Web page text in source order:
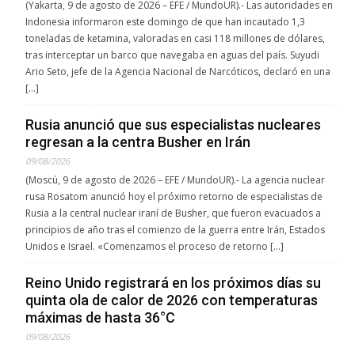
(Yakarta, 9 de agosto de 2026 – EFE / MundoUR).- Las autoridades en
Indonesia informaron este domingo de que han incautado 1,3
toneladas de ketamina, valoradas en casi 118 millones de dólares,
tras interceptar un barco que navegaba en aguas del país. Suyudi
Ario Seto, jefe de la Agencia Nacional de Narcóticos, declaró en una
[…]
Rusia anunció que sus especialistas nucleares
regresan a la centra Busher en Irán
09/08/2026
(Moscú, 9 de agosto de 2026 – EFE / MundoUR).- La agencia nuclear
rusa Rosatom anunció hoy el próximo retorno de especialistas de
Rusia a la central nuclear iraní de Busher, que fueron evacuados a
principios de año tras el comienzo de la guerra entre Irán, Estados
Unidos e Israel. «Comenzamos el proceso de retorno […]
Reino Unido registrará en los próximos días su
quinta ola de calor de 2026 con temperaturas
máximas de hasta 36°C
09/08/2026